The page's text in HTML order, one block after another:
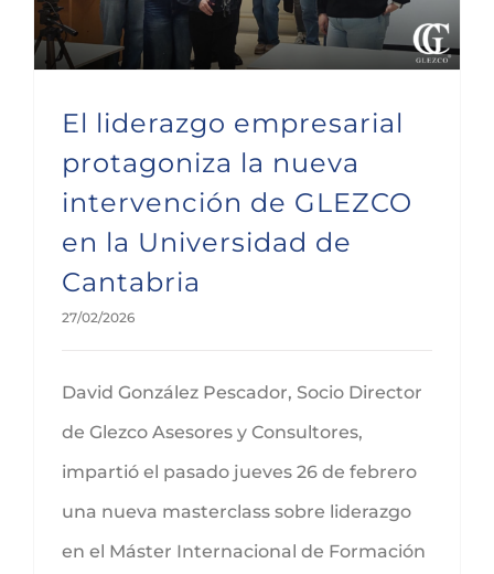
El liderazgo empresarial
protagoniza la nueva
intervención de GLEZCO
en la Universidad de
Cantabria
27/02/2026
David González Pescador, Socio Director
de Glezco Asesores y Consultores,
impartió el pasado jueves 26 de febrero
una nueva masterclass sobre liderazgo
en el Máster Internacional de Formación